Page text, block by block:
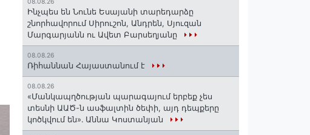
Ինչպես են Նունե Եսայանի տարեդարձը
շնորհավորում Սիրուշոն, Անդրեն, Սյուզան
Մարգարյանն ու Ավետ Բարսեղյանը
08.08.26
Ռիհաննան Հայաստանում է
08.08.26
«Մանկապղծության պարագայում երբեք չես
տեսնի ԱԱԾ-ն ասֆալտին ծեփի, այդ դեպքերը
կոծկվում են»․ Աննա Կոստանյան